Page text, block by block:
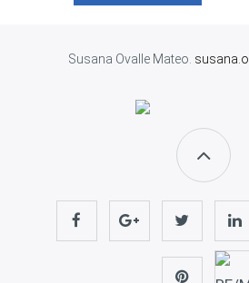
Susana Ovalle Mateo.